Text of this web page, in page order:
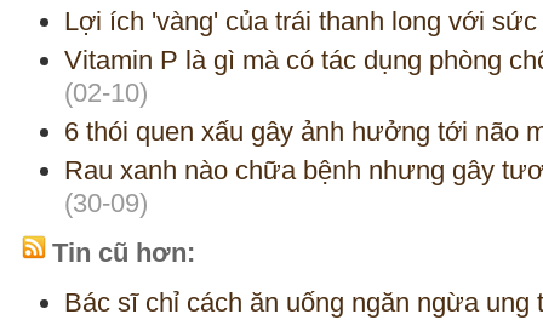
Lợi ích 'vàng' của trái thanh long với sức
Vitamin P là gì mà có tác dụng phòng
(02-10)
6 thói quen xấu gây ảnh hưởng tới não
Rau xanh nào chữa bệnh nhưng gây
(30-09)
Tin cũ hơn:
Bác sĩ chỉ cách ăn uống ngăn ngừa ung